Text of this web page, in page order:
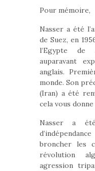
Pour mémoire,
Nasser a été
de Suez, en
l’Egypte de
auparavant
anglais.
monde. Son
(Iran) a été
cela vous donne
Nasser a
broncher les
révolution
agression